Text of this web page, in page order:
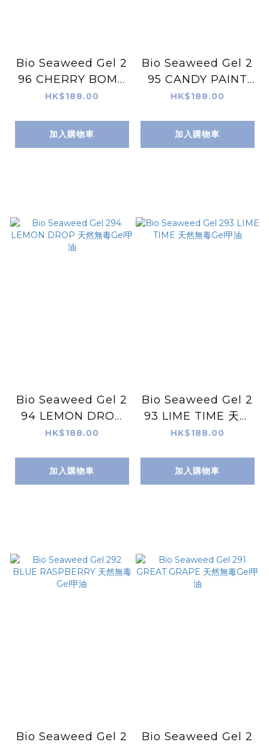
Bio Seaweed Gel 2
96 CHERRY BOMB
天然無毒Gel甲油
HK$188.00
加入購物車
Bio Seaweed Gel 2
95 CANDY PAINT
天然無毒Gel甲油
HK$188.00
加入購物車
Bio Seaweed Gel 2
94 LEMON DROP
天然無毒Gel甲油
HK$188.00
加入購物車
Bio Seaweed Gel 2
93 LIME TIME 天然
無毒Gel甲油
HK$188.00
加入購物車
Bio Seaweed Gel 2
Bio Seaweed Gel 2